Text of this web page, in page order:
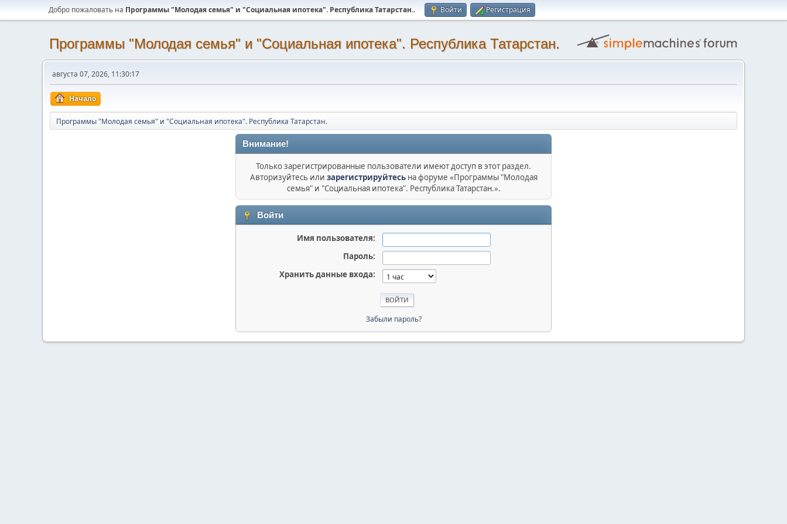
Добро пожаловать на Программы "Молодая семья" и "Социальная ипотека". Республика Татарстан.. Войти Регистрация
Программы "Молодая семья" и "Социальная ипотека". Республика Татарстан.
августа 07, 2026, 11:30:17
Начало
Программы "Молодая семья" и "Социальная ипотека". Республика Татарстан.
Внимание!
Только зарегистрированные пользователи имеют доступ в этот раздел.
Авторизуйтесь или зарегистрируйтесьна форуме «Программы "Молодая
семья" и "Социальная ипотека". Республика Татарстан.».
Войти
Имя пользователя:
Пароль:
Хранить данные входа:
Забыли пароль?